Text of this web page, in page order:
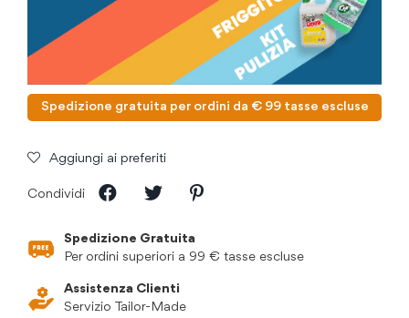
Spedizione gratuita per ordini da € 99 tasse escluse
Aggiungi ai preferiti
Condividi
Spedizione Gratuita
Per ordini superiori a 99 € tasse escluse
Assistenza Clienti
Servizio Tailor-Made